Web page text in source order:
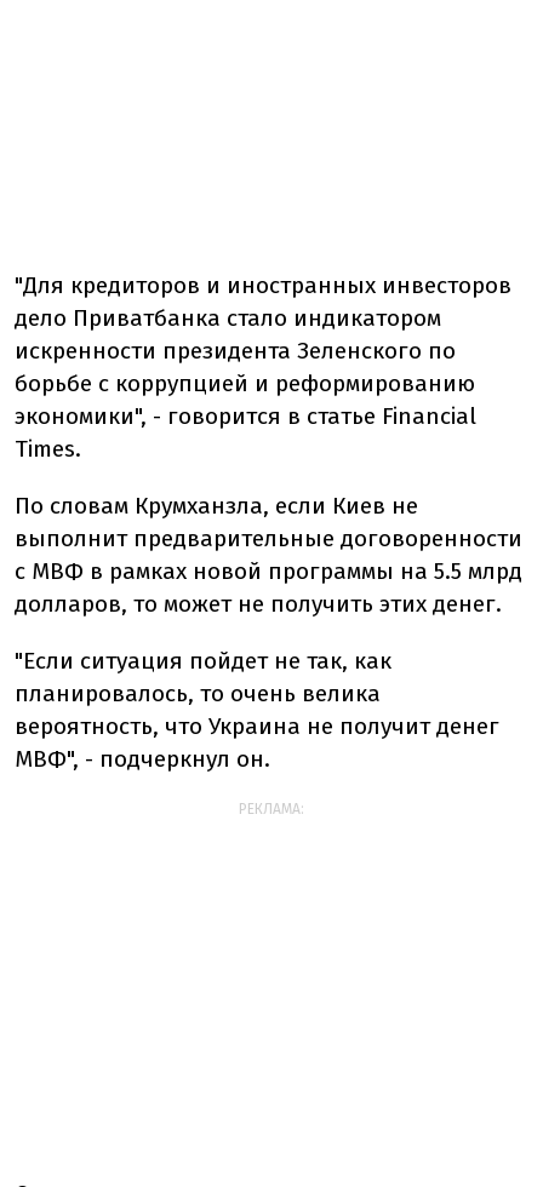
"Для кредиторов и иностранных инвесторов
дело Приватбанка стало индикатором
искренности президента Зеленского по
борьбе с коррупцией и реформированию
экономики", - говорится в статье Financial
Times.
По словам Крумханзла, если Киев не
выполнит предварительные договоренности
с МВФ в рамках новой программы на 5.5 млрд
долларов, то может не получить этих денег.
"Если ситуация пойдет не так, как
планировалось, то очень велика
вероятность, что Украина не получит денег
МВФ", - подчеркнул он.
РЕКЛАМА: